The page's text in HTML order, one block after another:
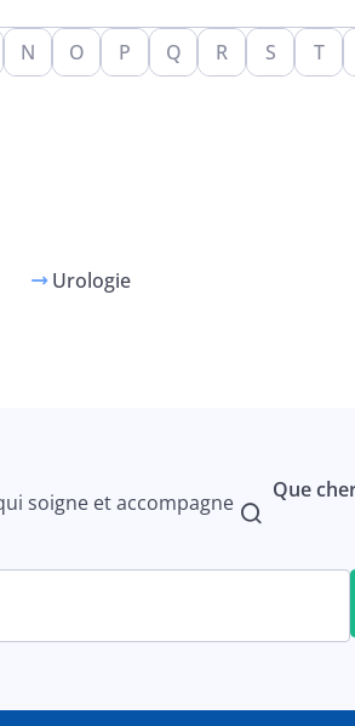
N O P Q R S T
Urologie
soigne et accompagne
Que